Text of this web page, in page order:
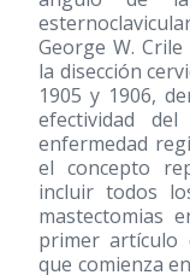
George W.
la disección
1905 y 1906,
efectividad
enfermedad
el concepto
incluir todos
mastectomias
primer artículo
que comienza